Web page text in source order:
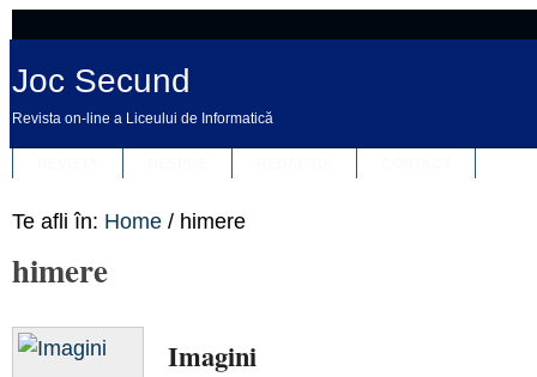
Joc Secund
Revista on-line a Liceului de Informatică
Te afli în: Home / himere
himere
Imagini